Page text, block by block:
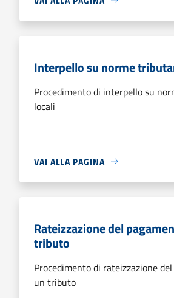
Interpello su norme
Procedimento di interpello su
locali
VAI ALLA PAGINA
Rateizzazione del
tributo
Procedimento di rateizzazione
un tributo